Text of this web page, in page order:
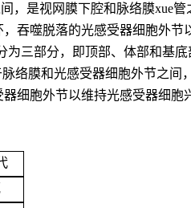
，是视网膜下腔和脉络膜xue
吞噬脱落的光感受器细胞外
三部分，即顶部、体部和基
膜和光感受器细胞外节之间
细胞外节以维持光感受器细